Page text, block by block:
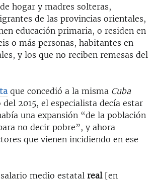
hogar y madres solteras,
de las provincias orientales,
educación primaria, o residen en
o más personas, habitantes en
y los que no reciben remesas del
que concedió a la misma Cuba
2015, el especialista decía estar
una expansión “de la población
no decir pobre”, y ahora
que vienen incidiendo en ese
medio estatal real[en